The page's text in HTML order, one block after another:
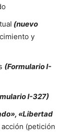
(nuevo
y
(Formulario I-
I-327)
«Libertad
(petición